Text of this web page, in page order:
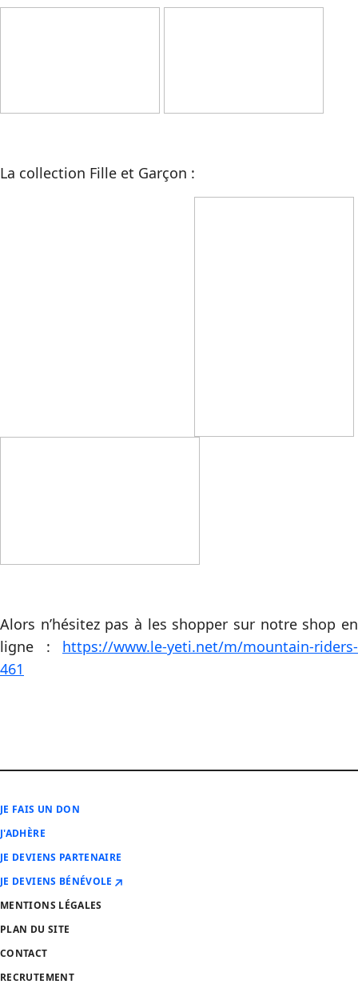
La collection Fille et Garçon :
Alors n’hésitez pas à les shopper sur notre shop en
ligne : https://www.le-yeti.net/m/mountain-riders-
461
JE FAIS UN DON
J'ADHÈRE
JE DEVIENS PARTENAIRE
JE DEVIENS BÉNÉVOLE
MENTIONS LÉGALES
PLAN DU SITE
CONTACT
RECRUTEMENT